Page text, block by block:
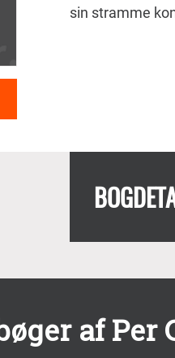
sin stramme
af Per